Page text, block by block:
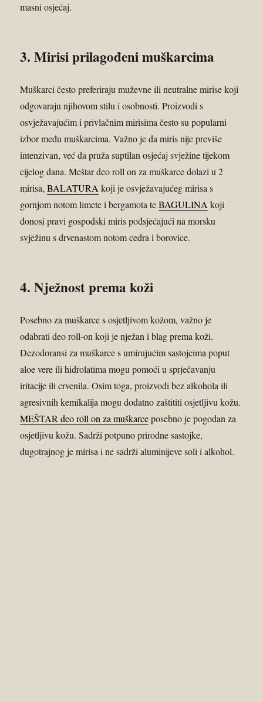
masni osjećaj.
3. Mirisi prilagođeni muškarcima
Muškarci često preferiraju muževne ili neutralne mirise koji
odgovaraju njihovom stilu i osobnosti. Proizvodi s
osvježavajućim i privlačnim mirisima često su popularni
izbor među muškarcima. Važno je da miris nije previše
intenzivan, već da pruža suptilan osjećaj svježine tijekom
cijelog dana. Meštar deo roll on za muškarce dolazi u 2
mirisa,BALATURA koji je osvježavajućeg mirisa s
gornjom notom limete i bergamota teBAGULINA koji
donosi pravi gospodski miris podsjećajući na morsku
svježinu s drvenastom notom cedra i borovice.
4. Nježnost prema koži
Posebno za muškarce s osjetljivom kožom, važno je
odabrati deo roll-on koji je nježan i blag prema koži.
Dezodoransi za muškarce s umirujućim sastojcima poput
aloe vere ili hidrolatima mogu pomoći u sprječavanju
iritacije ili crvenila. Osim toga, proizvodi bez alkohola ili
agresivnih kemikalija mogu dodatno zaštititi osjetljivu kožu.
MEŠTAR deo roll on za muškarceposebno je pogodan za
osjetljivu kožu. Sadrži potpuno prirodne sastojke,
dugotrajnog je mirisa i ne sadrži aluminijeve soli i alkohol.